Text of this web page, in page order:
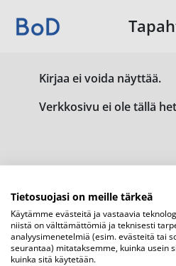
Kirjaa ei voida näyttää.
Verkkosivu ei ole tällä
Tietosuojasi on meille tärkeä
Käytämme evästeitä ja vastaavia
niistä on välttämättömiä ja teknisesti
analyysimenetelmiä (esim. evästeitä tai
seurantaa) mitataksemme, kuinka usein
kuinka sitä käytetään.